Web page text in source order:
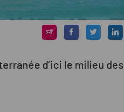
d’ici le milieu des